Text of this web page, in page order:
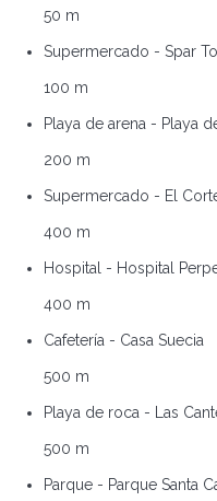
50 m
Supermercado - Spar
100 m
Playa de arena - Playa
200 m
Supermercado - El
400 m
Hospital - Hospital
400 m
Cafetería - Casa Suecia
500 m
Playa de roca - Las
500 m
Parque - Parque Santa